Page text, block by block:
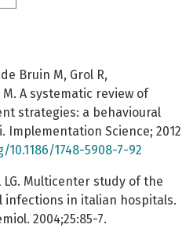
Bruin M, Grol R,
A systematic review of
strategies: a behavioural
Implementation Science; 2012
1748-5908-7-92
LG. Multicenter study of the
infections in italian hospitals.
2004;25:85-7.